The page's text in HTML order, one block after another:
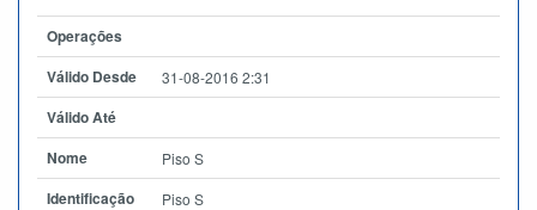
Operações
Válido Desde
31-08-2016 2:31
Válido Até
Nome
Piso S
Identificação Piso S